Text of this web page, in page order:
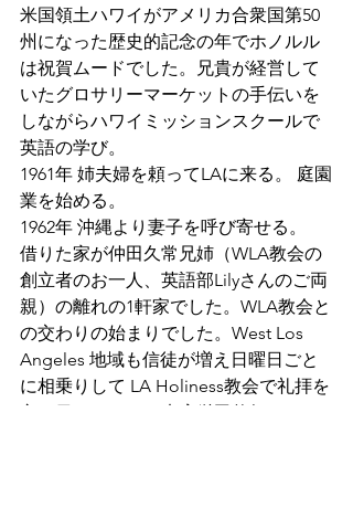
米国領土ハワイがアメリカ合衆国第50
州になった歴史的記念の年でホノルル
は祝賀ムードでした。兄貴が経営して
いたグロサリーマーケットの手伝いを
しながらハワイミッションスクールで
英語の学び。
1961年 姉夫婦を頼ってLAに来る。 庭園
業を始める。
1962年 沖縄より妻子を呼び寄せる。
借りた家が仲田久常兄姉（WLA教会の
創立者のお一人、英語部Lilyさんのご両
親）の離れの1軒家でした。WLA教会と
の交わりの始まりでした。West Los
Angeles 地域も信徒が増え日曜日ごと
に相乗りして LA Holiness教会で礼拝を
守る日々でした。末広栄司牧師より